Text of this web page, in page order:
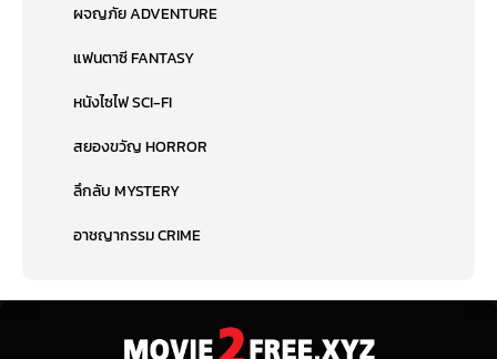
ผจญภัย ADVENTURE
แฟนตาซี FANTASY
หนังไซไฟ SCI-FI
สยองขวัญ HORROR
ลึกลับ MYSTERY
อาชญากรรม CRIME